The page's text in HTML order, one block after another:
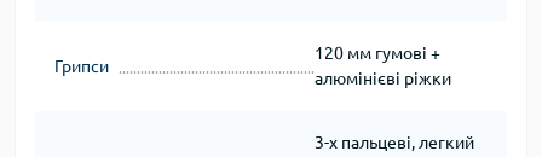
Грипси
120 мм гумові +
алюмінієві ріжки
3-х пальцеві, легкий